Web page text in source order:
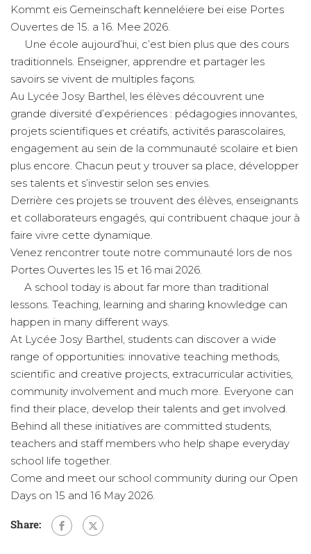
Kommt eis Gemeinschaft kenneléiere bei eise Portes
Ouvertes de 15. a 16. Mee 2026.
Une école aujourd’hui, c’est bien plus que des cours
traditionnels. Enseigner, apprendre et partager les
savoirs se vivent de multiples façons.
Au Lycée Josy Barthel, les élèves découvrent une
grande diversité d’expériences : pédagogies innovantes,
projets scientifiques et créatifs, activités parascolaires,
engagement au sein de la communauté scolaire et bien
plus encore. Chacun peut y trouver sa place, développer
ses talents et s’investir selon ses envies.
Derrière ces projets se trouvent des élèves, enseignants
et collaborateurs engagés, qui contribuent chaque jour à
faire vivre cette dynamique.
Venez rencontrer toute notre communauté lors de nos
Portes Ouvertes les 15 et 16 mai 2026.
A school today is about far more than traditional
lessons. Teaching, learning and sharing knowledge can
happen in many different ways.
At Lycée Josy Barthel, students can discover a wide
range of opportunities: innovative teaching methods,
scientific and creative projects, extracurricular activities,
community involvement and much more. Everyone can
find their place, develop their talents and get involved.
Behind all these initiatives are committed students,
teachers and staff members who help shape everyday
school life together.
Come and meet our school community during our Open
Days on 15 and 16 May 2026.
Share: